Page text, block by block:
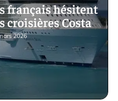
français hésitent
croisières Costa
2026